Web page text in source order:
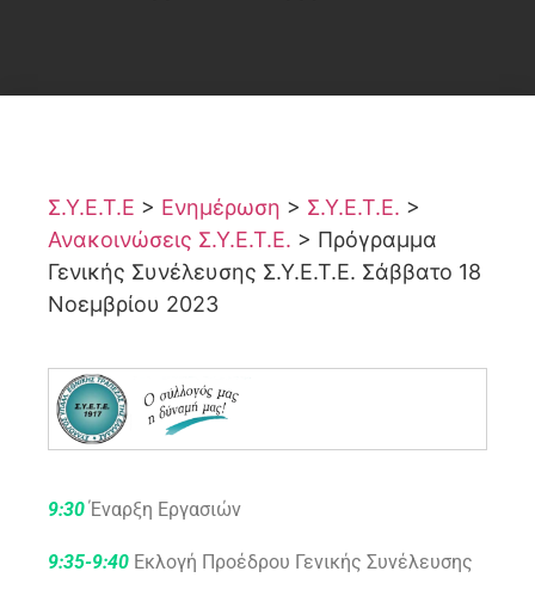
Σ.Υ.Ε.Τ.Ε > Ενημέρωση > Σ.Υ.Ε.Τ.Ε. >
Ανακοινώσεις Σ.Υ.Ε.Τ.Ε. > Πρόγραμμα
Γενικής Συνέλευσης Σ.Υ.Ε.Τ.Ε. Σάββατο 18
Νοεμβρίου 2023
9:30Έναρξη Εργασιών
9:35-9:40 Εκλογή Προέδρου Γενικής Συνέλευσης